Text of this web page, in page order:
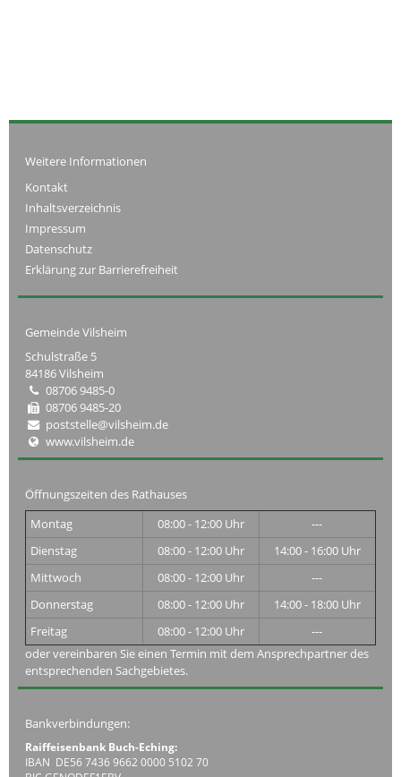
Weitere Informationen
Kontakt
Inhaltsverzeichnis
Impressum
Datenschutz
Erklärung zur Barrierefreiheit
Gemeinde Vilsheim
Schulstraße 5
84186 Vilsheim
08706 9485-0
08706 9485-20
poststelle@vilsheim.de
www.vilsheim.de
Öffnungszeiten des Rathauses
Montag
08:00 - 12:00 Uhr
---
Dienstag
08:00 - 12:00 Uhr
14:00 - 16:00 Uhr
Mittwoch
08:00 - 12:00 Uhr
---
Donnerstag
08:00 - 12:00 Uhr
14:00 - 18:00 Uhr
Freitag
08:00 - 12:00 Uhr
---
oder vereinbaren Sie einen Termin mit dem Ansprechpartner des
entsprechenden Sachgebietes.
Bankverbindungen:
Raiffeisenbank Buch-Eching:
IBAN DE56 7436 9662 0000 5102 70